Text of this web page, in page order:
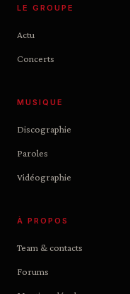
LE GROUPE
Actu
Concerts
MUSIQUE
Discographie
Paroles
Vidéographie
À PROPOS
Team & contacts
Forums